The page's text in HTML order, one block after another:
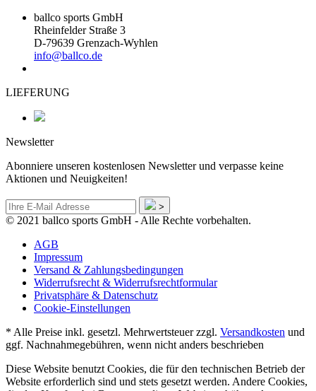
ballco sports GmbH
Rheinfelder Straße 3
D-79639 Grenzach-Wyhlen
info@ballco.de
LIEFERUNG
Newsletter
Abonniere unseren kostenlosen Newsletter und verpasse keine
Aktionen und Neuigkeiten!
>
© 2021 ballco sports GmbH - Alle Rechte vorbehalten.
AGB
Impressum
Versand & Zahlungsbedingungen
Widerrufsrecht & Widerrufsrechtformular
Privatsphäre & Datenschutz
Cookie-Einstellungen
* Alle Preise inkl. gesetzl. Mehrwertsteuer zzgl. Versandkosten und
ggf. Nachnahmegebühren, wenn nicht anders beschrieben
Diese Website benutzt Cookies, die für den technischen Betrieb der
Website erforderlich sind und stets gesetzt werden. Andere Cookies,